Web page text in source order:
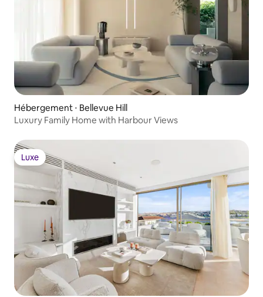
Hébergement ⋅ Bellevue Hill
Luxury Family Home with Harbour Views
Luxe
Luxe